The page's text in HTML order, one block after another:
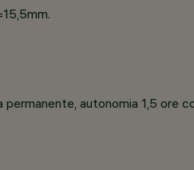
autonomia 1,5